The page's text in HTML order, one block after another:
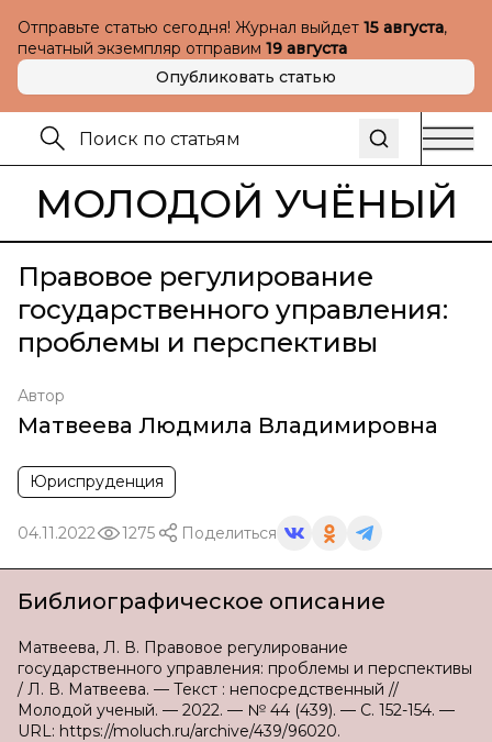
Отправьте статью сегодня! Журнал выйдет 15 августа,
печатный экземпляр отправим 19 августа
Опубликовать статью
МОЛОДОЙ УЧЁНЫЙ
Правовое регулирование
государственного управления:
проблемы и перспективы
Автор
Матвеева Людмила Владимировна
Юриспруденция
04.11.2022 1275 Поделиться
Библиографическое описание
Матвеева, Л. В. Правовое регулирование
государственного управления: проблемы и перспективы
/ Л. В. Матвеева. — Текст : непосредственный //
Молодой ученый. — 2022. — № 44 (439). — С. 152-154. —
URL: https://moluch.ru/archive/439/96020.